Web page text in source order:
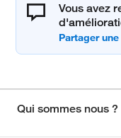
Vous avez
Qui sommes nous ?